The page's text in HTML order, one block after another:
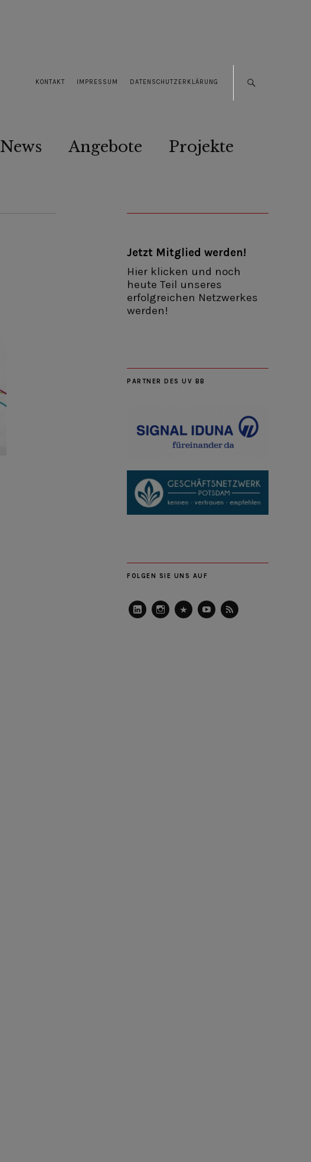
KONTAKT IMPRESSUM DATENSCHUTZERKLÄRUNG
News Angebote Projekte
Jetzt Mitglied werden!
Hier klicken und noch
heute Teil unseres
erfolgreichen Netzwerkes
werden!
PARTNER DES UV BB
FOLGEN SIE UNS AUF